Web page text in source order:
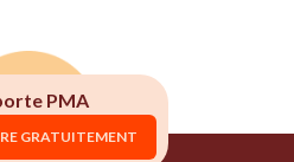
PMA
GRATUITEMENT